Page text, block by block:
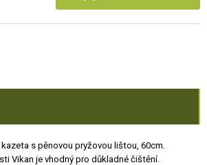
kazeta s pěnovou pryžovou lištou, 60cm.
Vikan je vhodný pro důkladné čištění.